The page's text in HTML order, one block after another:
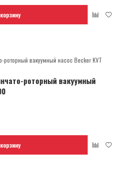
роторный вакуумный